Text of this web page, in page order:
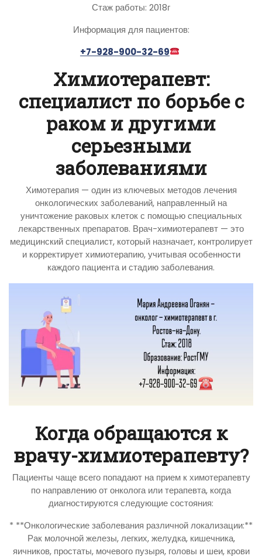
Стаж работы: 2018г
Информация для пациентов:
+7-928-900-32-69
Химиотерапевт:
специалист по борьбе с
раком и другими
серьезными
заболеваниями
Химотерапия — один из ключевых методов лечения
онкологических заболеваний, направленный на
уничтожение раковых клеток с помощью специальных
лекарственных препаратов. Врач-химиотерапевт — это
медицинский специалист, который назначает, контролирует
и корректирует химиотерапию, учитывая особенности
каждого пациента и стадию заболевания.
Когда обращаются к
врачу-химиотерапевту?
Пациенты чаще всего попадают на прием к химотерапевту
по направлению от онколога или терапевта, когда
диагностируются следующие состояния:
* **Онкологические заболевания различной локализации:**
Рак молочной железы, легких, желудка, кишечника,
яичников, простаты, мочевого пузыря, головы и шеи, крови